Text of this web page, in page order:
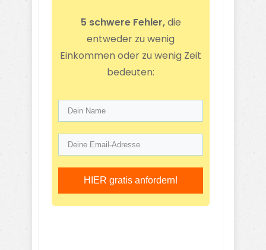
5 schwere Fehler,die
entweder zu wenig
Einkommen oder zu wenig Zeit
bedeuten:
HIER gratis anfordern!